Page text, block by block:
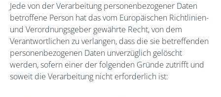
Jede von der Verarbeitung personenbezogener Daten
betroffene Person hat das vom Europäischen Richtlinien-
und Verordnungsgeber gewährte Recht, von dem
Verantwortlichen zu verlangen, dass die sie betreffenden
personenbezogenen Daten unverzüglich gelöscht
werden, sofern einer der folgenden Gründe zutrifft und
soweit die Verarbeitung nicht erforderlich ist: